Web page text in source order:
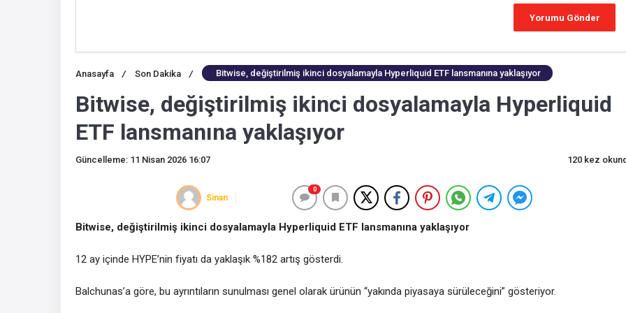
Anasayfa / Son Dakika / Bitwise, değiştirilmiş ikinci dosyalamayla Hyperliquid ETF lansmanına yaklaşıyor
Bitwise, değiştirilmiş ikinci dosyalamayla Hyperliquid
ETF lansmanına yaklaşıyor
Güncelleme: 11 Nisan 2026 16:07 120 kez
Sinan
0
Bitwise, değiştirilmiş ikinci dosyalamayla Hyperliquid ETF lansmanına yaklaşıyor
12 ay içinde HYPE’nin fiyatı da yaklaşık %182 artış gösterdi.
Balchunas’a göre, bu ayrıntıların sunulması genel olarak ürünün “yakında piyasaya sürüleceğini” gösteriyor.